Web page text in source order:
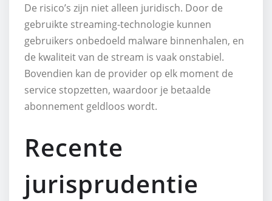
De risico’s zijn niet alleen juridisch. Door de
gebruikte streaming‑technologie kunnen
gebruikers onbedoeld malware binnenhalen, en
de kwaliteit van de stream is vaak onstabiel.
Bovendien kan de provider op elk moment de
service stopzetten, waardoor je betaalde
abonnement geldloos wordt.
Recente
jurisprudentie